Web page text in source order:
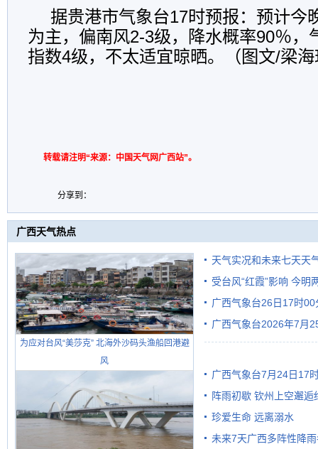
据贵港市气象台17时预报：预计今
为主，偏南风2-3级，降水概率90％
指数4级，不太适宜晾晒。（图文/梁
转载请注明“来源：中国天气网广西站”。
分享到：
广西天气热点
为应对台风“美莎克” 北海外沙码头渔船回港避
风
天气实况和未来七天天
受台风“红霞”影响 今明
有较强降雨
广西气象台26日17时
广西气象台2026年7月
广西气象台7月24日17
阵雨初歇 钦州上空邂逅
珍爱生命 远离溺水
未来7天广西多阵性降